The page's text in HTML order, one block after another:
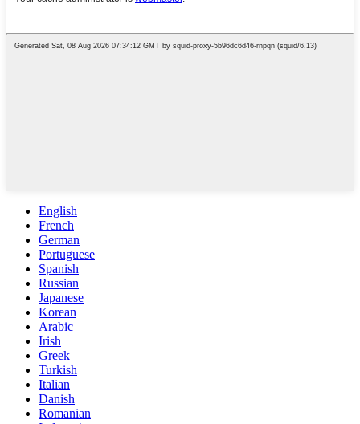
English
French
German
Portuguese
Spanish
Russian
Japanese
Korean
Arabic
Irish
Greek
Turkish
Italian
Danish
Romanian